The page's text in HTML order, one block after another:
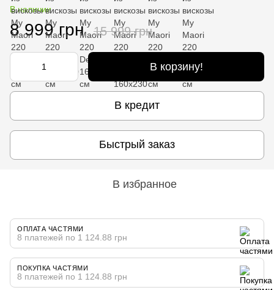
В наличии
8 999 грн 15 999 грн
В корзину!
В кредит
Быстрый заказ
В избранное
ОПЛАТА ЧАСТЯМИ
8 платежей по 1 124.88 грн
ПОКУПКА ЧАСТЯМИ
8 платежей по 1 124.88 грн